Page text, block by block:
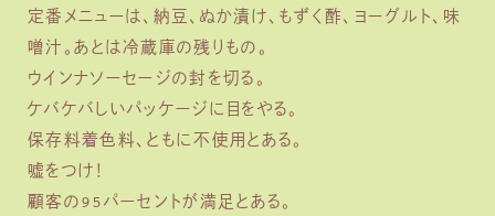
定番メニューは、納豆、ぬか漬け、もずく酢、ヨーグルト、味
噌汁。あとは冷蔵庫の残りもの。
ウインナソーセージの封を切る。
ケバケバしいパッケージに目をやる。
保存料着色料、ともに不使用とある。
嘘をつけ！
顧客の95パーセントが満足とある。